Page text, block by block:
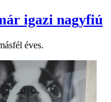
igazi nagyfiú
éves.